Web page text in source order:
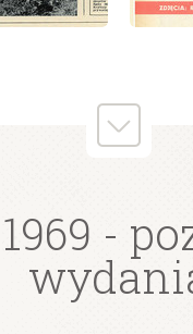
22/1969
-